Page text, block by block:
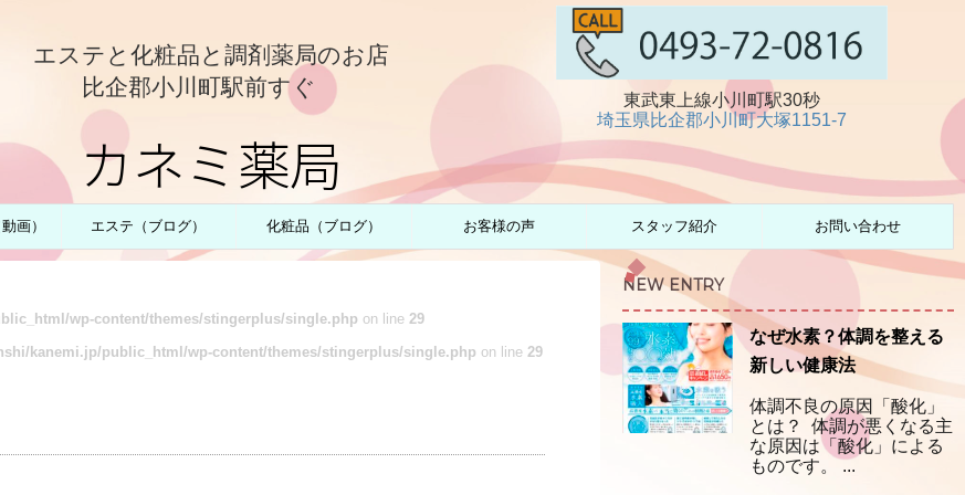
エステと化粧品と調剤薬局のお店
比企郡小川町駅前すぐ
カネミ薬局
東武東上線小川町駅30秒
埼玉県比企郡小川町大塚1151-7
画） エステ（ブログ） 化粧品（ブログ） お客様の声 スタッフ紹介 お問い合わせ
wp-content/themes/stingerplus/single.php on line 29
kanemi.jp/public_html/wp-content/themes/stingerplus/single.php on line 29
NEW ENTRY
なぜ水素？体調を整える
新しい健康法
体調不良の原因「酸化」
とは？ 体調が悪くなる主
な原因は「酸化」による
ものです。 ...